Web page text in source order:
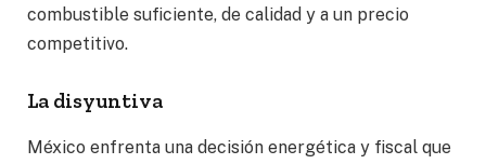
combustible suficiente, de calidad y a un precio
competitivo.
La disyuntiva
México enfrenta una decisión energética y fiscal que